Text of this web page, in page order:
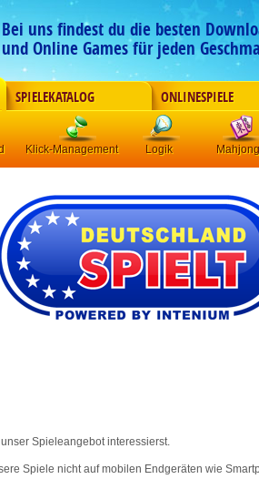
Bei uns findest du die besten
und Online Games für jeden
SPIELEKATALOG ONLINESPIELE
Klick-Management Logik Mahjong
Spieleangebot interessierst.
Spiele nicht auf mobilen Endgeräten wie